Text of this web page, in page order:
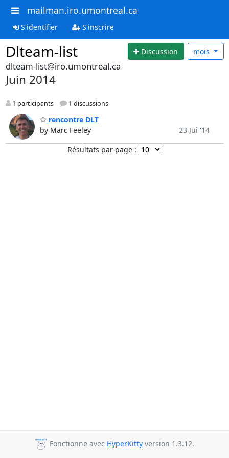
mailman.iro.umontreal.ca
S'identifier S'inscrire
Dlteam-list Discussion mois
dlteam-list@iro.umontreal.ca
Juin 2014
1 participants 1 discussions
rencontre DLT
by Marc Feeley
23 Jui '14
Résultats par page :
Fonctionne avec HyperKitty version 1.3.12.